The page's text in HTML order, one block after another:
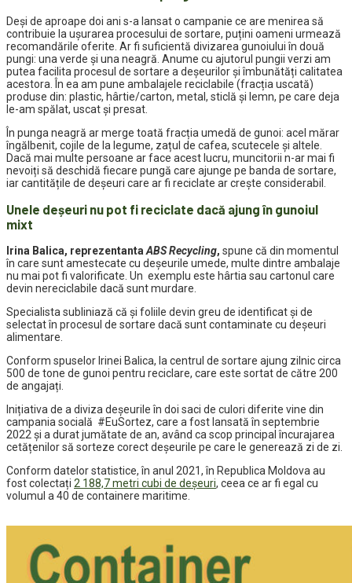
Deși de aproape doi ani s-a lansat o campanie ce are menirea să
contribuie la ușurarea procesului de sortare, puțini oameni urmează
recomandările oferite. Ar fi suficientă divizarea gunoiului în două
pungi: una verde și una neagră. Anume cu ajutorul pungii verzi am
putea facilita procesul de sortare a deșeurilor și îmbunătăți calitatea
acestora. În ea am pune ambalajele reciclabile (fracția uscată)
produse din: plastic, hârtie/carton, metal, sticlă și lemn, pe care deja
le-am spălat, uscat și presat.
În punga neagră ar merge toată fracția umedă de gunoi: acel mărar
îngălbenit, cojile de la legume, zațul de cafea, scutecele și altele.
Dacă mai multe persoane ar face acest lucru, muncitorii n-ar mai fi
nevoiți să deschidă fiecare pungă care ajunge pe banda de sortare,
iar cantitățile de deșeuri care ar fi reciclate ar crește considerabil.
Unele deșeuri nu pot fi reciclate dacă ajung în gunoiul
mixt
Irina Balica, reprezentantaABS Recycling, spune că din momentul
în care sunt amestecate cu deșeurile umede, multe dintre ambalaje
nu mai pot fi valorificate. Un exemplu este hârtia sau cartonul care
devin nereciclabile dacă sunt murdare.
Specialista subliniază că și foliile devin greu de identificat și de
selectat în procesul de sortare dacă sunt contaminate cu deșeuri
alimentare.
Conform spuselor Irinei Balica, la centrul de sortare ajung zilnic circa
500 de tone de gunoi pentru reciclare, care este sortat de către 200
de angajați.
Inițiativa de a diviza deșeurile în doi saci de culori diferite vine din
campania socială #EuSortez, care a fost lansată în septembrie
2022 și a durat jumătate de an, având ca scop principalîncurajarea
cetățenilor să sorteze corect deșeurile pe care le generează zi de zi.
Conform datelor statistice, în anul 2021, în Republica Moldova au
fost colectați 2 188,7 metri cubi de deșeuri, ceea ce ar fi egal cu
volumul a 40 de containere maritime.